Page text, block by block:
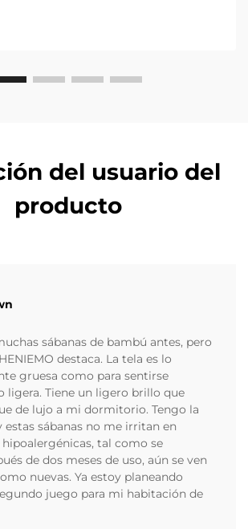
del usuario del
producto
sábanas de bambú antes, pero
destaca. La tela es lo
gruesa como para sentirse
ligera. Tiene un ligero brillo que
de lujo a mi dormitorio. Tengo la
estas sábanas no me irritan en
tal como se
de dos meses de uso, aún se ven
nuevas. Ya estoy planeando
juego para mi habitación de